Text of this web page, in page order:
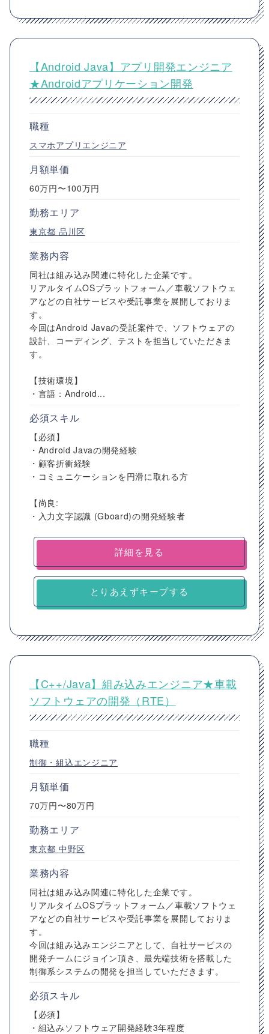
【Android Java】アプリ開発エンジニア
★Androidアプリケーション開発
職種
スマホアプリエンジニア
月額単価
60万円〜100万円
勤務エリア
東京都 品川区
業務内容
同社は組み込み関連に特化した企業です。
リアルタイムOSプラットフォーム／車載ソフトウェ
アなどの自社サービスや受託事業を展開しておりま
す。
今回はAndroid Javaの受託案件で、ソフトウェアの
設計、コーディング、テストを担当していただきま
す。
【技術環境】
・言語：Android...
必須スキル
【必須】
・Android Javaの開発経験
・顧客折衝経験
・コミュニケーションを円滑に取れる方
【尚良:
・入力文字認識 (Gboard)の開発経験者
詳細を見る
とりあえずキープする
【C++/Java】組み込みエンジニア★車載
ソフトウェアの開発（RTE）
職種
制御・組込エンジニア
月額単価
70万円〜80万円
勤務エリア
東京都 中野区
業務内容
同社は組み込み関連に特化した企業です。
リアルタイムOSプラットフォーム／車載ソフトウェ
アなどの自社サービスや受託事業を展開しておりま
す。
今回は組み込みエンジニアとして、自社サービスの
開発チームにジョイン頂き、最先端技術を搭載した
制御系システムの開発を担当していただきます。
必須スキル
【必須】
・組込みソフトウェア開発経験3年程度